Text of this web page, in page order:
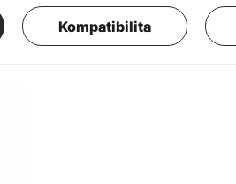
Kompatibilita